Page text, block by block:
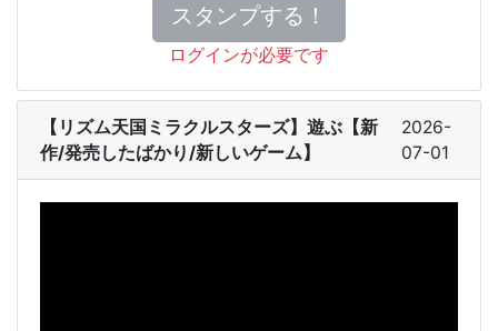
スタンプする！
ログインが必要です
【リズム天国ミラクルスターズ】遊ぶ【新
作/発売したばかり/新しいゲーム】
2026-
07-01